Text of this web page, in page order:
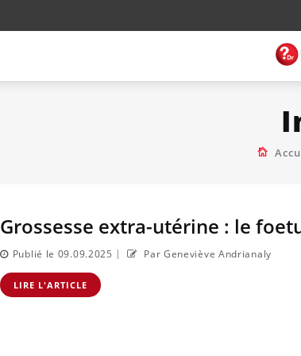
Grossesse extra-utérine : le
Publié le 09.09.2025 | Par Geneviève Andrianaly
LIRE L'ARTICLE